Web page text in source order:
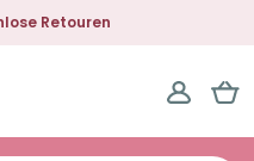
Retouren